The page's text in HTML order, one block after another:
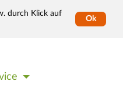
durch Klick auf
Ok